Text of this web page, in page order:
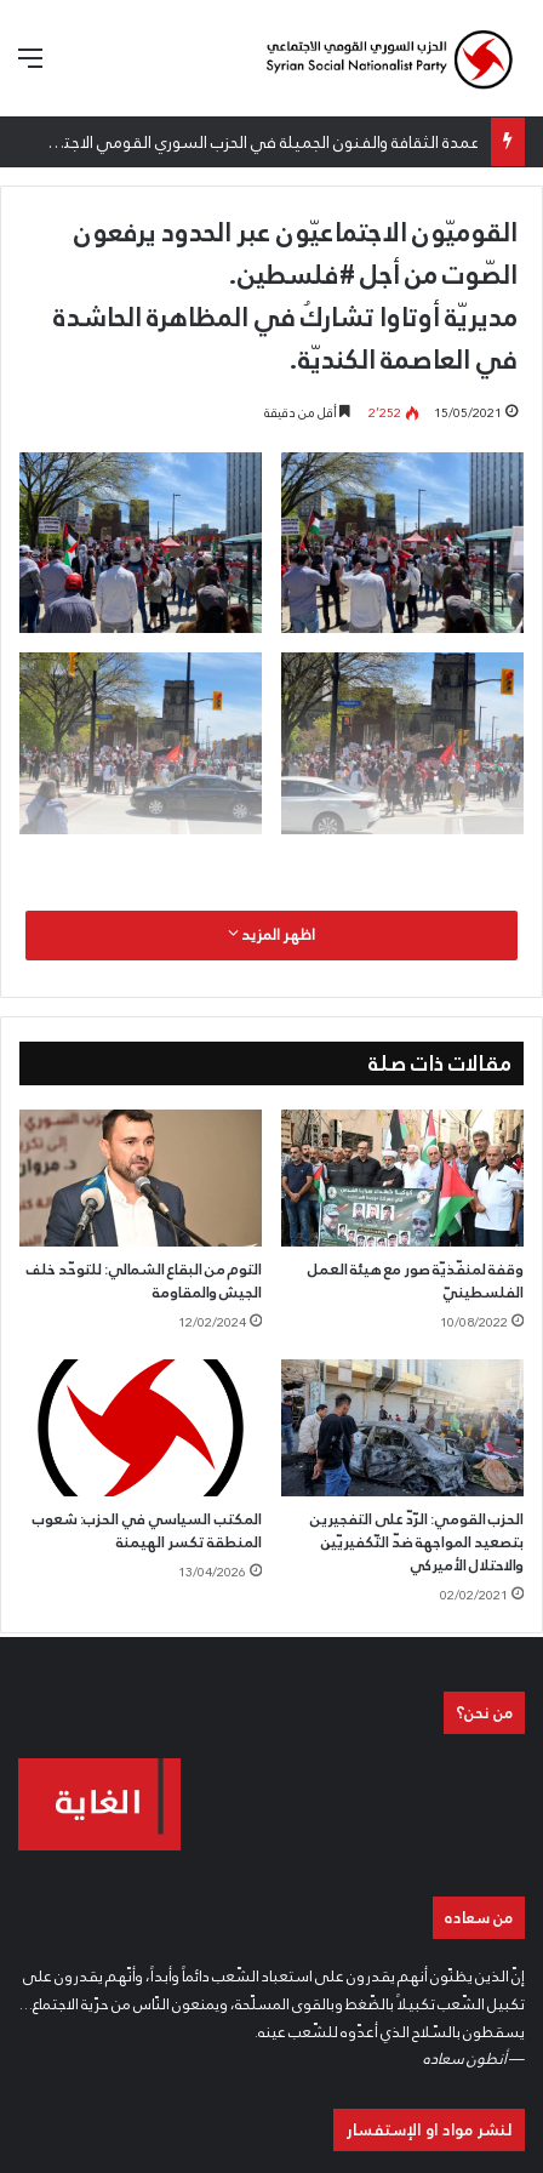
عمدة الثقافة والفنون الجميلة في الحزب السوري القومي الاجتماعي تعلن نتائج الدورة الخامسة من جائزة أنطون سعاده الأدبية
القوميّون الاجتماعيّون عبر الحدود يرفعون
الصّوت من أجل #فلسطين.
مديريّة أوتاوا تشاركُ في المظاهرة الحاشدة
في العاصمة الكنديّة.
15/05/2021 2٬252 أقل من دقيقة
اظهر المزيد
مقالات ذات صلة
وقفة لمنفّذيّة صور مع هيئة العمل
الفلسطينيّ
10/08/2022
التوم من البقاع الشمالي: للتوحّد خلف
الجيش والمقاومة
12/02/2024
الحزب القومي: الرّدّ على التفجيرين
بتصعيد المواجهة ضدّ التّكفيريّين
والاحتلال الأميركي
02/02/2021
المكتب السياسي في الحزب: شعوب
المنطقة تكسر الهيمنة
13/04/2026
من نحن؟
من سعاده
إنّ الذين يظنّون أنهم يقدرون على استعباد الشّعب دائماً وأبداً، وأنّهم يقدرون على
تكبيل الشّعب تكبيلاً بالضّغط وبالقوى المسلّحة، ويمنعون النّاس من حرّية الاجتماع…
يسقطون بالسّلاح الذي أعدّوه للشّعب عينه.
—أنطون سعاده
لنشر مواد او الإستفسار